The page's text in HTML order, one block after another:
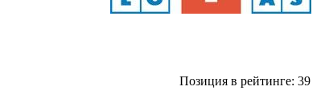
Позиция в рейтинге: 39